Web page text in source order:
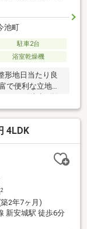
池町
駐車2台
浴室乾燥機
形地日当たり良
で便利な立地！
ださい！平日、
業の方、勤務年数
相談ください♪未
4LDK
2
2年7ヶ月)
新安城駅 徒歩6分